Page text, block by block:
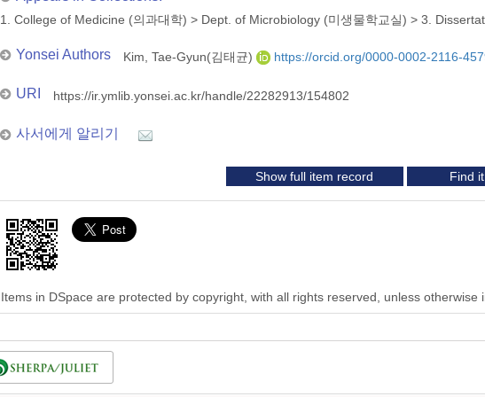
1. College of Medicine (의과대학) > Dept. of Microbiology (미생물학교실) > 3.
Yonsei Authors Kim, Tae-Gyun(김태균) https://orcid.org/0000-0002-2116-
URI https://ir.ymlib.yonsei.ac.kr/handle/22282913/154802
사서에게 알리기
Show full item record Find
Items in DSpace are protected by copyright, with all rights reserved, unless otherwise